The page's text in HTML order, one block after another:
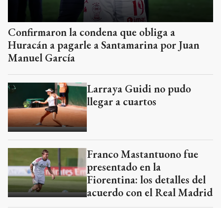
Confirmaron la condena que obliga a
Huracán a pagarle a Santamarina por Juan
Manuel García
Larraya Guidi no pudo
llegar a cuartos
Franco Mastantuono fue
presentado en la
Fiorentina: los detalles del
acuerdo con el Real Madrid